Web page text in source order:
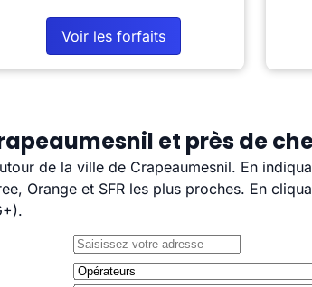
Voir les forfaits
et près de
de la ville de Crapeaumesnil. En
Orange et SFR les plus proches. En